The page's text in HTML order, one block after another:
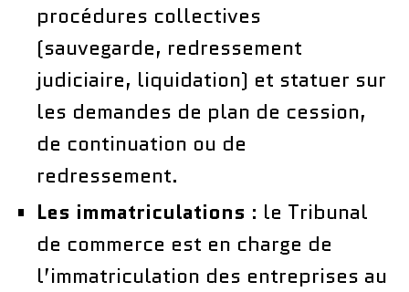
procédures collectives
(sauvegarde, redressement
judiciaire, liquidation) et statuer sur
les demandes de plan de cession,
de continuation ou de
redressement.
Les immatriculations : le Tribunal
de commerce est en charge de
l’immatriculation des entreprises au